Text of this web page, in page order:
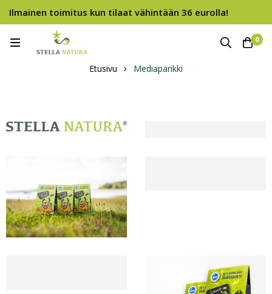
Ilmainen toimitus kun tilaat vähintään 36 eurolla!
0
Etusivu Mediapankki